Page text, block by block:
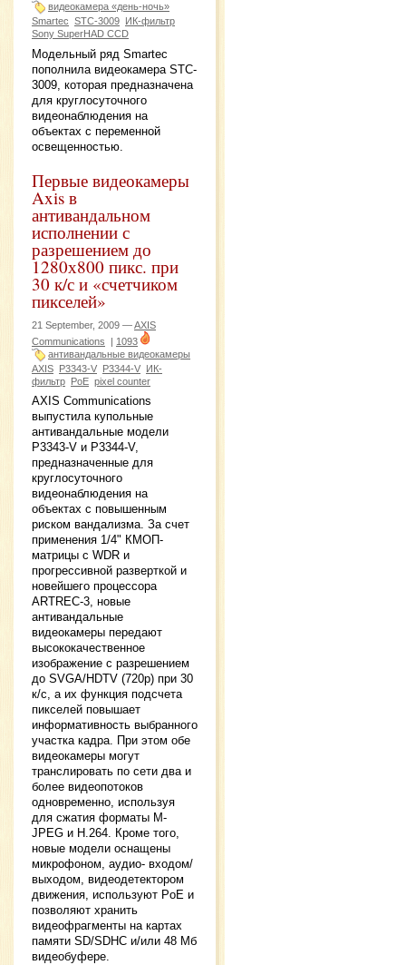
видеокамера «день-ночь»
Smartec STC-3009
ИК-фильтр
Sony SuperHAD CCD
Модельный ряд Smartec
пополнила видеокамера STC-
3009, которая предназначена
для круглосуточного
видеонаблюдения на
объектах с переменной
освещенностью.
Первые видеокамеры
Axis в
антивандальном
исполнении с
разрешением до
1280х800 пикс. при
30 к/с и «счетчиком
пикселей»
21 September, 2009 —AXIS
Communications | 1093
антивандальные видеокамеры
AXIS P3343-V P3344-V ИК-
фильтр PoE pixel counter
AXIS Communications
выпустила купольные
антивандальные модели
P3343-V и P3344-V,
предназначенные для
круглосуточного
видеонаблюдения на
объектах с повышенным
риском вандализма. За счет
применения 1/4" КМОП-
матрицы с WDR и
прогрессивной разверткой и
новейшего процессора
ARTREC-3, новые
антивандальные
видеокамеры передают
высококачественное
изображение с разрешением
до SVGA/HDTV (720p) при 30
к/с, а их функция подсчета
пикселей повышает
информативность выбранного
участка кадра. При этом обе
видеокамеры могут
транслировать по сети два и
более видеопотоков
одновременно, используя
для сжатия форматы M-
JPEG и H.264. Кроме того,
новые модели оснащены
микрофоном, аудио- входом/
выходом, видеодетектором
движения, используют PoE и
позволяют хранить
видеофрагменты на картах
памяти SD/SDHC и/или 48 Мб
видеобуфере.